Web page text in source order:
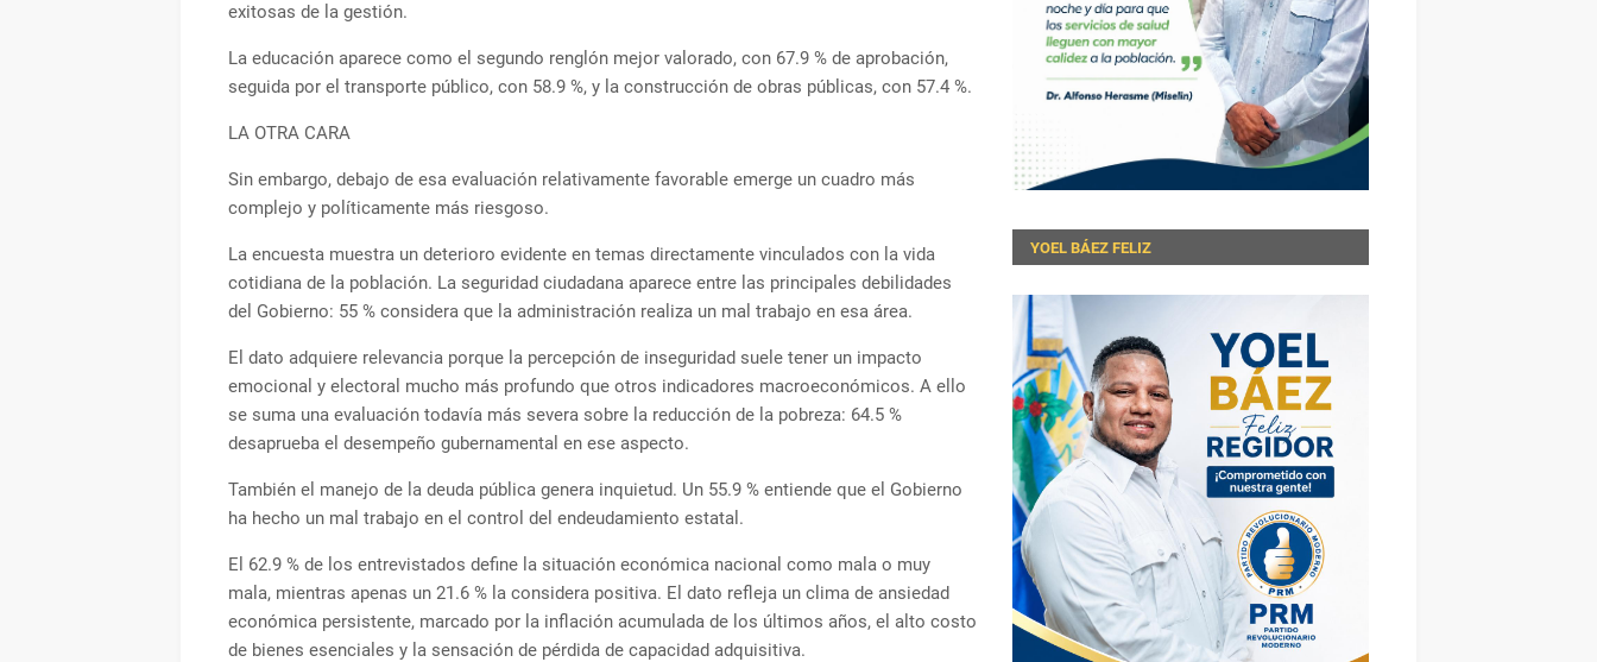
exitosas de la gestión.
La educación aparece como el segundo renglón mejor valorado, con 67.9 % de aprobación,
seguida por el transporte público, con 58.9 %, y la construcción de obras públicas, con 57.4 %.
LA OTRA CARA
Sin embargo, debajo de esa evaluación relativamente favorable emerge un cuadro más
complejo y políticamente más riesgoso.
La encuesta muestra un deterioro evidente en temas directamente vinculados con la vida
cotidiana de la población. La seguridad ciudadana aparece entre las principales debilidades
del Gobierno: 55 % considera que la administración realiza un mal trabajo en esa área.
El dato adquiere relevancia porque la percepción de inseguridad suele tener un impacto
emocional y electoral mucho más profundo que otros indicadores macroeconómicos. A ello
se suma una evaluación todavía más severa sobre la reducción de la pobreza: 64.5 %
desaprueba el desempeño gubernamental en ese aspecto.
También el manejo de la deuda pública genera inquietud. Un 55.9 % entiende que el Gobierno
ha hecho un mal trabajo en el control del endeudamiento estatal.
El 62.9 % de los entrevistados define la situación económica nacional como mala o muy
mala, mientras apenas un 21.6 % la considera positiva. El dato refleja un clima de ansiedad
económica persistente, marcado por la inflación acumulada de los últimos años, el alto costo
de bienes esenciales y la sensación de pérdida de capacidad adquisitiva.
YOEL BÁEZ FELIZ